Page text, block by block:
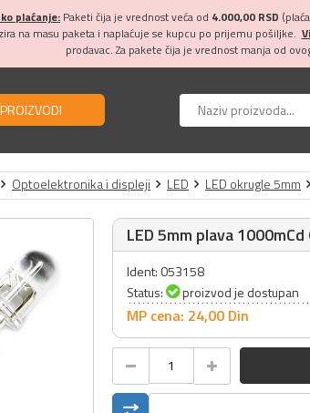
plaćanje: Paketi čija je vrednost veća od 4.000,00 RSD
na masu paketa i naplaćuje se kupcu po prijemu pošiljke.
prodavac. Za pakete čija je vrednost manja od
PROIZVODI
Optoelektronika i displeji LED LED okrugle 5mm
LED 5mm plava
Ident: 053158
Status:
proizvod je dostupan
MP cena: 24,00 Din